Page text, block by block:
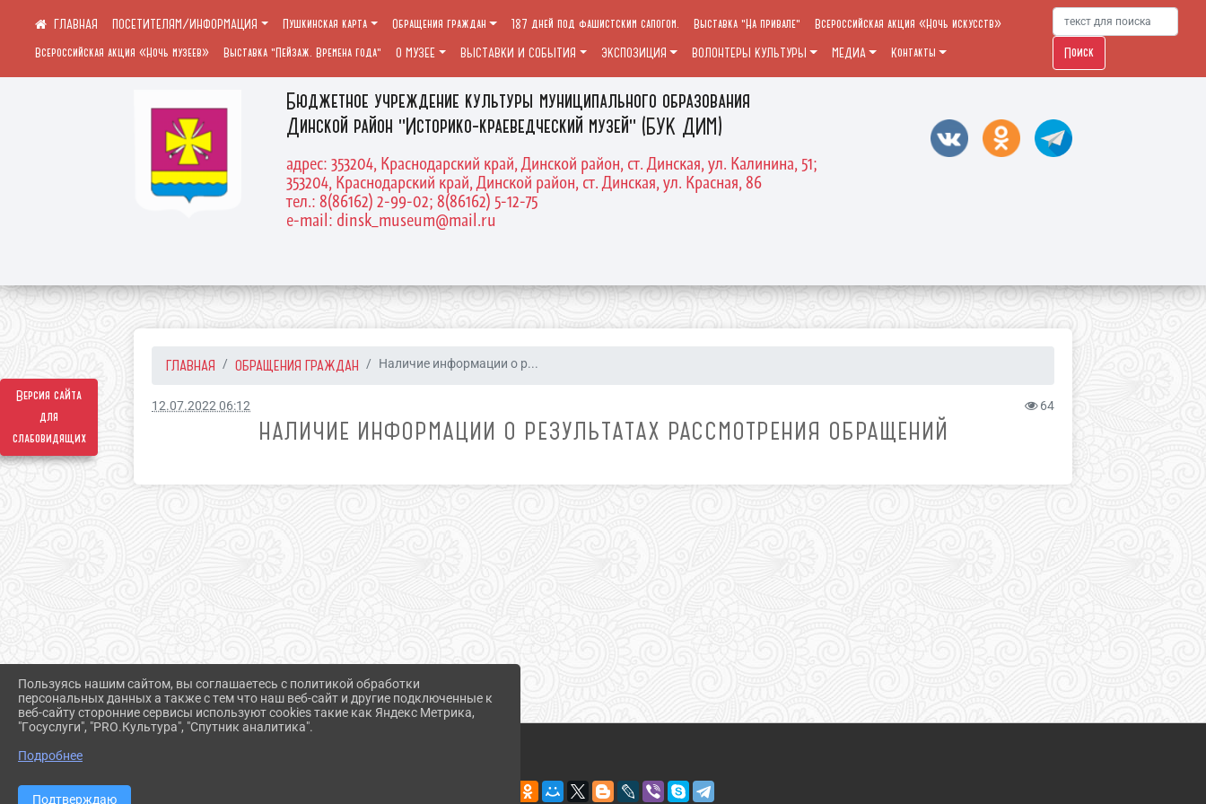
Версия сайта
для
слабовидящих
Бюджетное учреждение культуры муниципального образования
Динской район "Историко-краеведческий музей" (БУК ДИМ)
адрес: 353204, Краснодарский край, Динской район, ст. Динская, ул. Калинина, 51;
353204, Краснодарский край, Динской район, ст. Динская, ул. Красная, 86
тел.: 8(86162) 2-99-02; 8(86162) 5-12-75
e-mail: dinsk_museum@mail.ru
ПОСЕТИТЕЛЯМ/ИНФОРМАЦИЯ Пушкинская карта Обращения граждан 187 дней под фашистским сапогом. Выставка "На привале"
Всероссийская акция «Ночь искусств»
Всероссийская акция «Ночь музеев»
Выставка "Пейзаж. Времена года" О МУЗЕЕ ВЫСТАВКИ И СОБЫТИЯ ЭКСПОЗИЦИЯ ВОЛОНТЕРЫ КУЛЬТУРЫ МЕДИА Контакты Поиск
ГЛАВНАЯ ОБРАЩЕНИЯ ГРАЖДАН Наличие информации о р...
12.07.2022 06:12 64
НАЛИЧИЕ ИНФОРМАЦИИ О РЕЗУЛЬТАТАХ РАССМОТРЕНИЯ ОБРАЩЕНИЙ
Пользуясь нашим сайтом, вы соглашаетесь с политикой обработки
персональных данных а также с тем что наш веб-сайт и другие подключенные к
веб-сайту сторонние сервисы используют cookies такие как Яндекс Метрика,
"Госуслуги", "PRO.Культура", "Спутник аналитика".
Подробнее
Подтверждаю